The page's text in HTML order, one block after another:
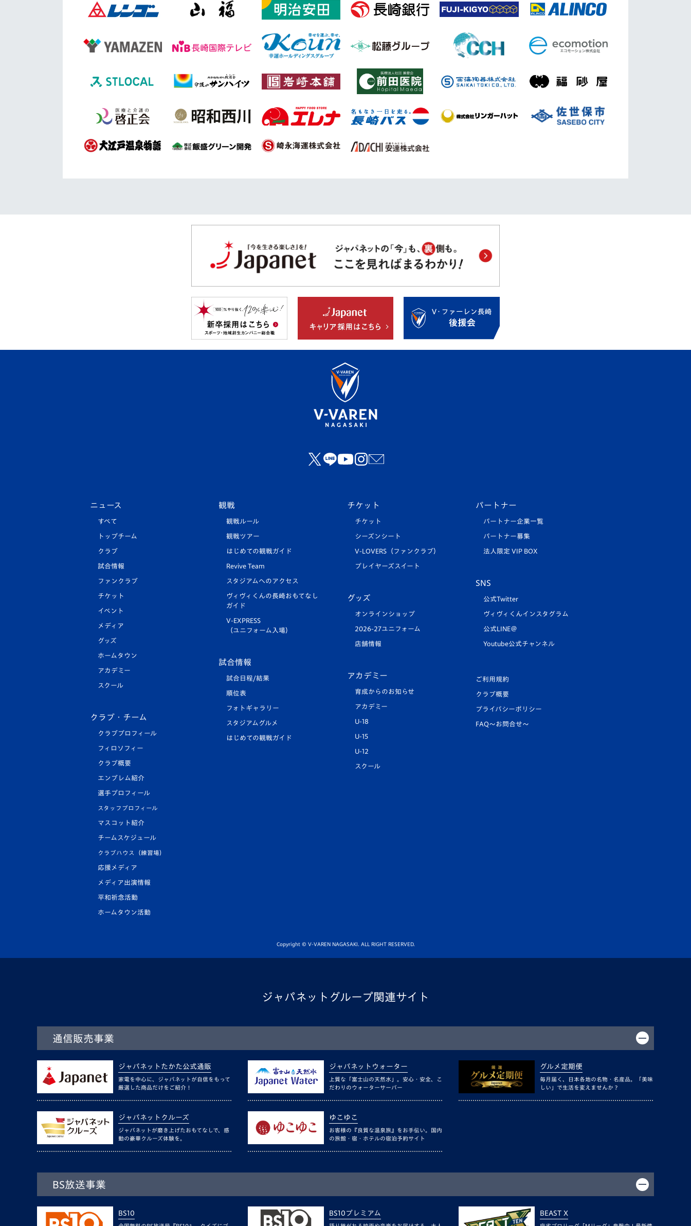
ニュース
すべて
トップチーム
クラブ
試合情報
ファンクラブ
チケット
イベント
メディア
グッズ
ホームタウン
アカデミー
スクール
クラブ・チーム
クラブプロフィール
フィロソフィー
クラブ概要
エンブレム紹介
選手プロフィール
スタッフプロフィール
マスコット紹介
チームスケジュール
クラブハウス（練習場）
応援メディア
メディア出演情報
平和祈念活動
ホームタウン活動
観戦
観戦ルール
観戦ツアー
はじめての観戦ガイド
Revive Team
スタジアムへのアクセス
ヴィヴィくんの長崎おもてなし
ガイド
V-EXPRESS
（ユニフォーム入場）
試合情報
試合日程/結果
順位表
フォトギャラリー
スタジアムグルメ
はじめての観戦ガイド
チケット
チケット
シーズンシート
V-LOVERS（ファンクラブ）
プレイヤーズスイート
グッズ
オンラインショップ
2026-27ユニフォーム
店舗情報
アカデミー
育成からのお知らせ
アカデミー
U-18
U-15
U-12
スクール
パートナー
パートナー企業一覧
パートナー募集
法人限定 VIP BOX
SNS
公式Twitter
ヴィヴィくんインスタグラム
公式LINE＠
Youtube公式チャンネル
ご利用規約
クラブ概要
プライバシーポリシー
FAQ〜お問合せ〜
Copyright © V-VAREN NAGASAKI. ALL RIGHT RESERVED.
ジャパネットグループ関連サイト
通信販売事業
ジャパネットたかた公式通販
家電を中心に、ジャパネットが自信をもって
厳選した商品だけをご紹介！
ジャパネットウォーター
上質な「富士山の天然水」。安心・安全、こ
だわりのウォーターサーバー
グルメ定期便
毎月届く、日本各地の名物・名産品。「美味
しい」で生活を変えませんか？
ジャパネットクルーズ
ジャパネットが磨き上げたおもてなしで、感
動の豪華クルーズ体験を。
ゆこゆこ
お客様の『良質な温泉旅』をお手伝い。国内
の旅館・宿・ホテルの宿泊予約サイト
BS放送事業
BS10 BS10プレミアム BEAST X